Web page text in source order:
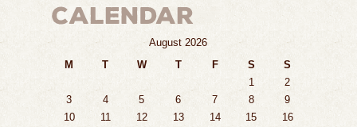
August 2026
M
T W T F S
S
1
2
3
4 5 6 7 8
9
10
11 12 13 14 15
16